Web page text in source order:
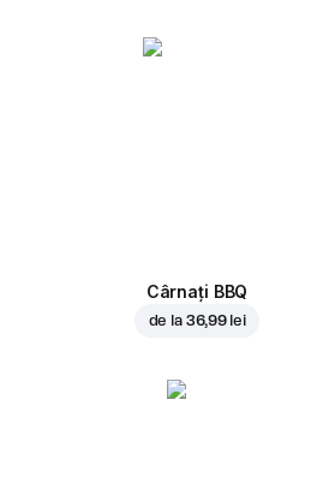
Cârnați BBQ
de la 36,99 lei